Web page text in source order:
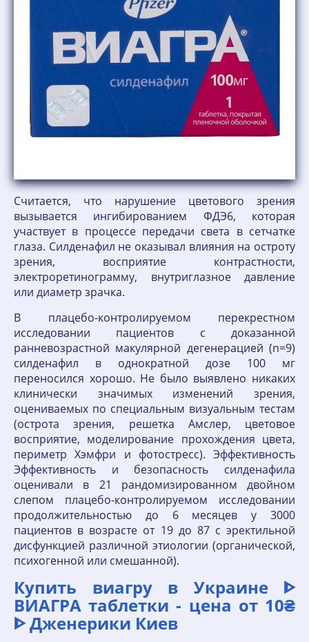
Считается, что нарушение цветового зрения
вызывается ингибированием ФДЭ6, которая
участвует в процессе передачи света в сетчатке
глаза. Силденафил не оказывал влияния на остроту
зрения, восприятие контрастности,
электроретинограмму, внутриглазное давление
или диаметр зрачка.
В плацебо-контролируемом перекрестном
исследовании пациентов с доказанной
ранневозрастной макулярной дегенерацией (n=9)
силденафил в однократной дозе 100 мг
переносился хорошо. Не было выявлено никаких
клинически значимых изменений зрения,
оцениваемых по специальным визуальным тестам
(острота зрения, решетка Амслер, цветовое
восприятие, моделирование прохождения цвета,
периметр Хэмфри и фотостресс). Эффективность
Эффективность и безопасность силденафила
оценивали в 21 рандомизированном двойном
слепом плацебо-контролируемом исследовании
продолжительностью до 6 месяцев у 3000
пациентов в возрасте от 19 до 87 с эректильной
дисфункцией различной этиологии (органической,
психогенной или смешанной).
Купить виагру в Украине ᐈ
ВИАГРА таблетки - цена от 10₴
ᐈ Дженерики Киев